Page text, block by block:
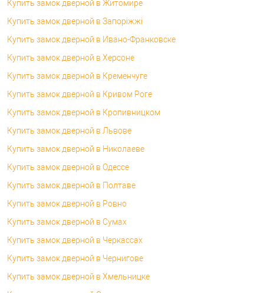
Купить замок дверной в Житомире
Купить замок дверной в Запоріжжі
Купить замок дверной в Ивано-Франковске
Купить замок дверной в Херсоне
Купить замок дверной в Кременчуге
Купить замок дверной в Кривом Роге
Купить замок дверной в Кропивницком
Купить замок дверной в Львове
Купить замок дверной в Николаеве
Купить замок дверной в Одессе
Купить замок дверной в Полтаве
Купить замок дверной в Ровно
Купить замок дверной в Сумах
Купить замок дверной в Черкассах
Купить замок дверной в Чернигове
Купить замок дверной в Хмельницке